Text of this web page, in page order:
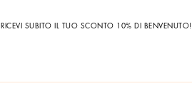
RICEVI SUBITO IL TUO SCONTO 10% DI BENVENUTO!